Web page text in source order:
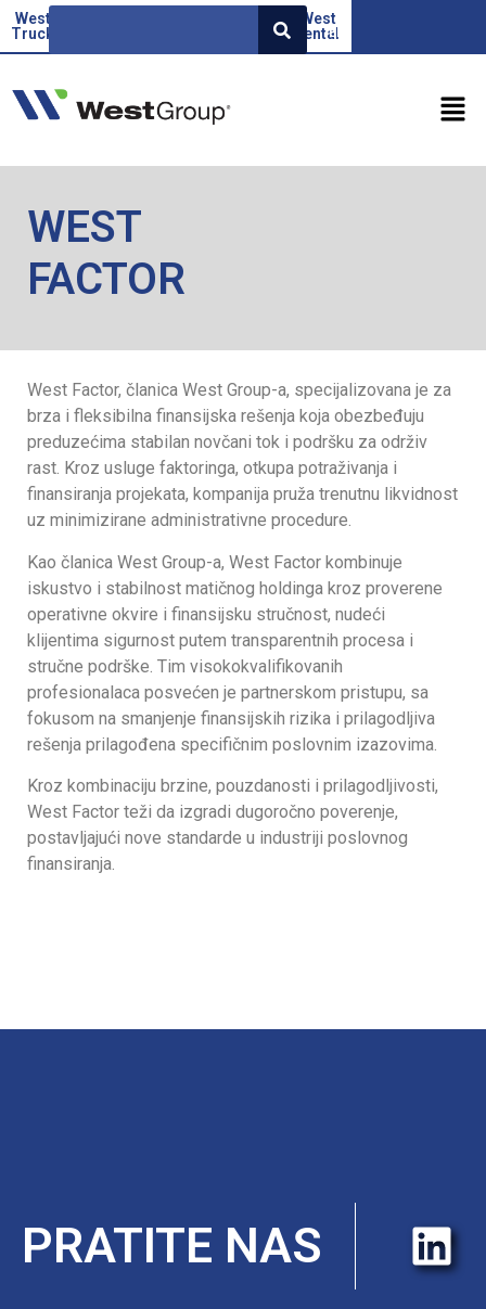
West
Truck
Factor
West
rental
EN
WEST
FACTOR
West Factor, članica West Group-a, specijalizovana je za
brza i fleksibilna finansijska rešenja koja obezbeđuju
preduzećima stabilan novčani tok i podršku za održiv
rast. Kroz usluge faktoringa, otkupa potraživanja i
finansiranja projekata, kompanija pruža trenutnu likvidnost
uz minimizirane administrativne procedure.
Kao članica West Group-a, West Factor kombinuje
iskustvo i stabilnost matičnog holdinga kroz proverene
operativne okvire i finansijsku stručnost, nudeći
klijentima sigurnost putem transparentnih procesa i
stručne podrške. Tim visokokvalifikovanih
profesionalaca posvećen je partnerskom pristupu, sa
fokusom na smanjenje finansijskih rizika i prilagodljiva
rešenja prilagođena specifičnim poslovnim izazovima.
Kroz kombinaciju brzine, pouzdanosti i prilagodljivosti,
West Factor teži da izgradi dugoročno poverenje,
postavljajući nove standarde u industriji poslovnog
finansiranja.
PRATITE NAS